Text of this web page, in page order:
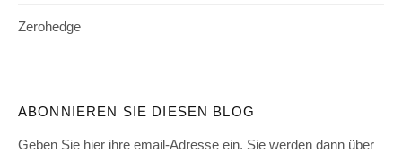
Zerohedge
ABONNIEREN SIE DIESEN BLOG
Geben Sie hier ihre email-Adresse ein. Sie werden dann über